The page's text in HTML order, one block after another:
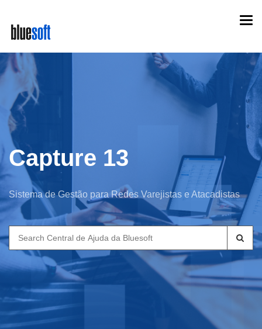
main
content
Capture 13
Sistema de Gestão para Redes Varejistas e Atacadistas
Search
for: